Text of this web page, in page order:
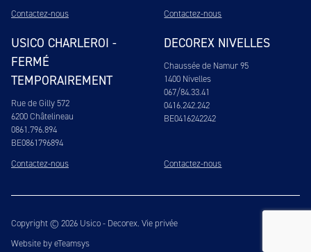
Contactez-nous
Contactez-nous
USICO CHARLEROI -
FERMÉ
TEMPORAIREMENT
Rue de Gilly 572
6200 Châtelineau
0861.796.894
BE0861796894
Contactez-nous
DECOREX NIVELLES
Chaussée de Namur 95
1400 Nivelles
067/84.33.41
0416.242.242
BE0416242242
Contactez-nous
Copyright © 2026 Usico - Decorex. Vie privée
Website by eTeamsys